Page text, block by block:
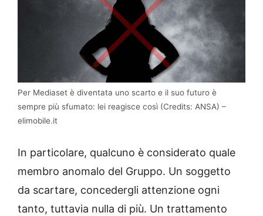
Per Mediaset è diventata uno scarto e il suo futuro è
sempre più sfumato: lei reagisce così (Credits: ANSA) –
elimobile.it
In particolare, qualcuno è considerato quale
membro anomalo del Gruppo. Un soggetto
da scartare, concedergli attenzione ogni
tanto, tuttavia nulla di più. Un trattamento